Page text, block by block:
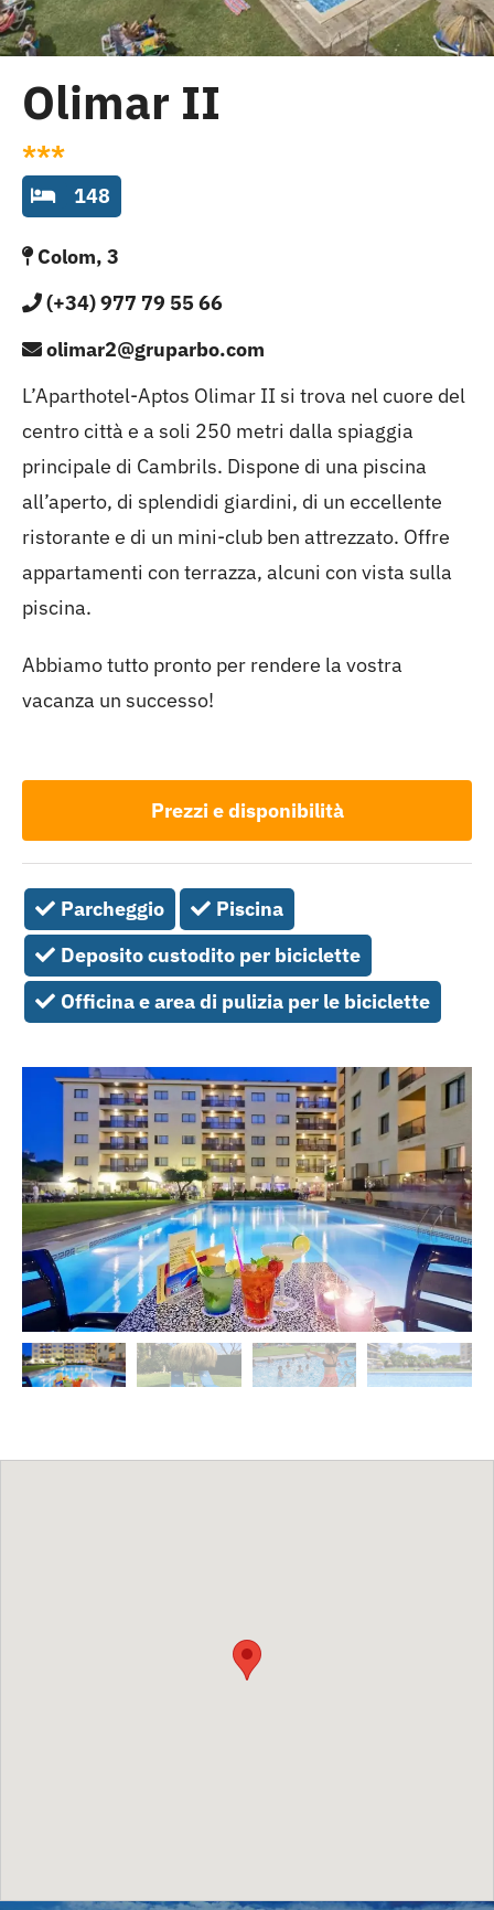
Cambrils
Olimar II
***
148
Colom, 3
(+34) 977 79 55 66
olimar2@gruparbo.com
L’Aparthotel-Aptos Olimar II si trova nel cuore del
centro città e a soli 250 metri dalla spiaggia
principale di Cambrils. Dispone di una piscina
all’aperto, di splendidi giardini, di un eccellente
ristorante e di un mini-club ben attrezzato. Offre
appartamenti con terrazza, alcuni con vista sulla
piscina.
Abbiamo tutto pronto per rendere la vostra
vacanza un successo!
Prezzi e disponibilità
Parcheggio
Piscina
Deposito custodito per biciclette
Officina e area di pulizia per le biciclette